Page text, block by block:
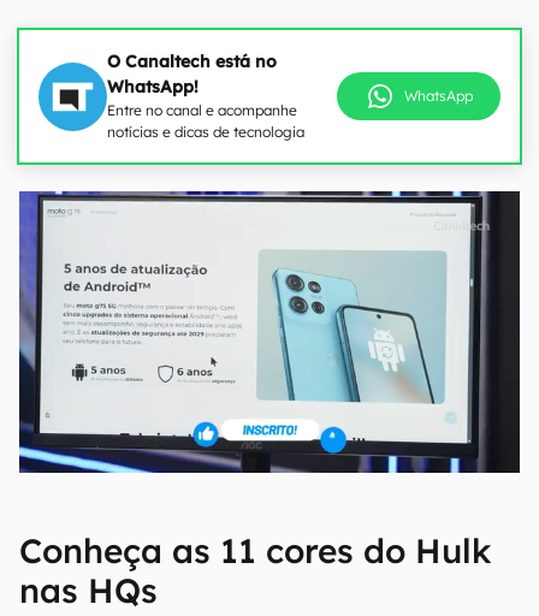
O Canaltech está no
WhatsApp!
Entre no canal e acompanhe
notícias e dicas de tecnologia
WhatsApp
Conheça as 11 cores do Hulk
nas HQs